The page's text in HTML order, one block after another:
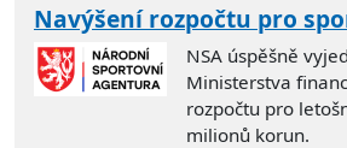
Navýšení rozpočtu pro
NSA úspěšně
Ministerstva
rozpočtu pro
milionů korun.